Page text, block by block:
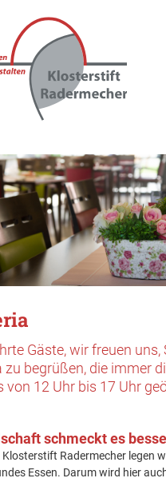
Gäste, wir freuen uns,
zu begrüßen, die immer
von 12 Uhr bis 17 Uhr
schmeckt es
Klosterstift Radermecher legen
Essen. Darum wird hier